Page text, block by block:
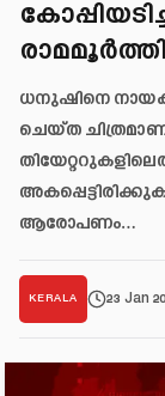
രാമമൂർത്തി
ധനുഷിനെ
ചെയ്ത ചിത്രമാണ്
ആരോപണം…
KERALA 23 Jan